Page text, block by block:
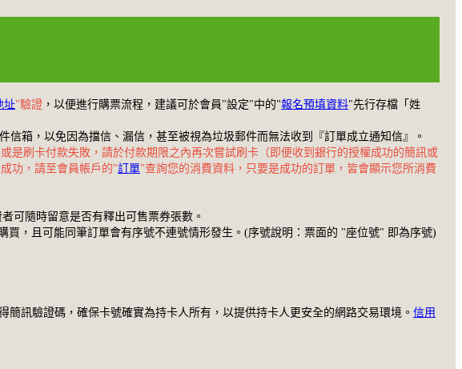
址"驗證 ，以便進行購票流程，建議可於會員"設定"中的"報名預填資料"先行存檔「姓
箱，以免因為擋信、漏信，甚至被視為垃圾郵件而無法收到『訂單成立通知信』。
刷卡付款失敗，請於付款期限之內再次嘗試刷卡（即便收到銀行的授權成功的簡訊或
功，請至會員帳戶的"訂單"查詢您的消費資料，只要是成功的訂單，皆會顯示您所消費
可隨時留意是否有釋出可售票券張數。
，且可能同筆訂單會有序號不連號情形發生。(序號說明：票面的 "座位號" 即為序號)
訊驗證碼，確保卡號確實為持卡人所有，以提供持卡人更安全的網路交易環境。 信用